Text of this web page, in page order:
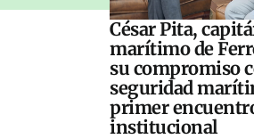
César Pita,
marítimo de
su compromiso
seguridad
primer
institucional